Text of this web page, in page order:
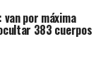
por máxima
383 cuerpos